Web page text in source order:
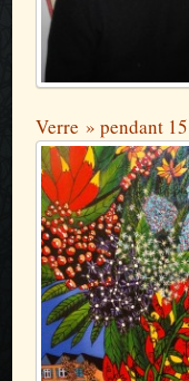
Verre » pendant